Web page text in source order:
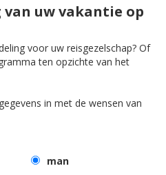
uw vakantie op
voor uw reisgezelschap? Of
ten opzichte van het
in met de wensen van
man